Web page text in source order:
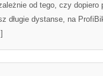
od tego, czy dopiero
długie dystanse, na